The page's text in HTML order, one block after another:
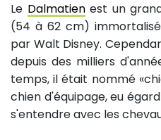
Le Dalmatienest un
(54 à 62 cm)
par Walt Disney.
depuis des milliers
temps, il était nommé
chien d'équipage, eu
s'entendre avec les